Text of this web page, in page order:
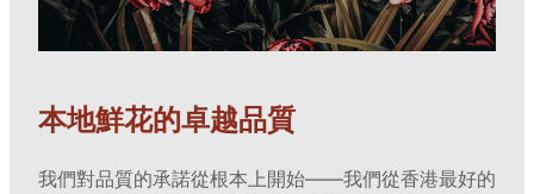
本地鮮花的卓越品質
我們對品質的承諾從根本上開始——我們從香港最好的